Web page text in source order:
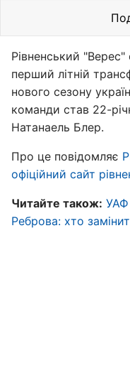
Рівненський "Верес"
перший літній
нового сезону
команди став 22-
Натанаель Блер.
Про це повідомляє
офіційний сайт
Читайте також: УАФ
Реброва: хто